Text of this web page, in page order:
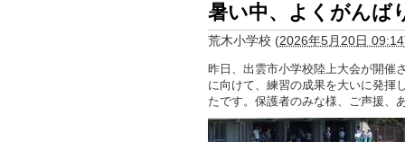
暑い中、よくがんば
荒木小学校 (2026年5月20日 09:14
昨日、出雲市小学校陸上大会が開催
に向けて、練習の成果を大いに発揮
たです。保護者のみな様、ご声援、